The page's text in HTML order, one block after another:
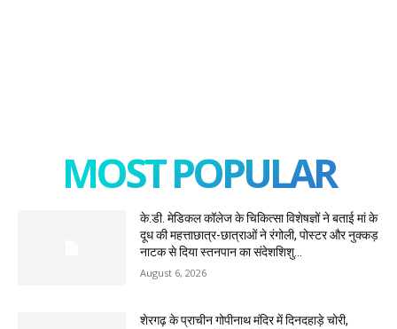
MOST POPULAR
के.डी. मेडिकल कॉलेज के चिकित्सा विशेषज्ञों ने बताई मां के
दूध की महत्ताछात्र-छात्राओं ने रंगोली, पोस्टर और नुक्कड़
नाटक से दिया स्तनपान का संदेशशिशु...
August 6, 2026
शेरगढ़ के प्राचीन गोपीनाथ मंदिर में दिनदहाड़े चोरी,